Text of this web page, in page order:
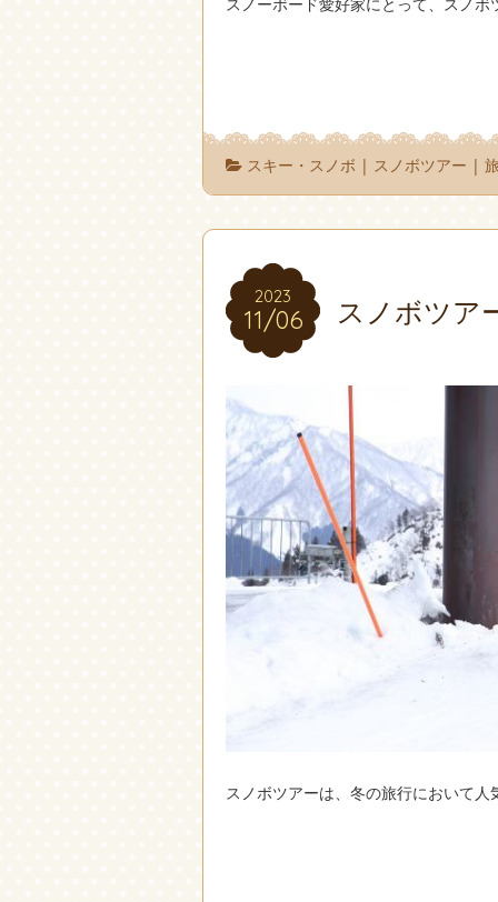
スキー・スノボ | スノボツアー |
2023
11/06
2023
11/06 スノボツア
スノボツアーは、冬の旅行において